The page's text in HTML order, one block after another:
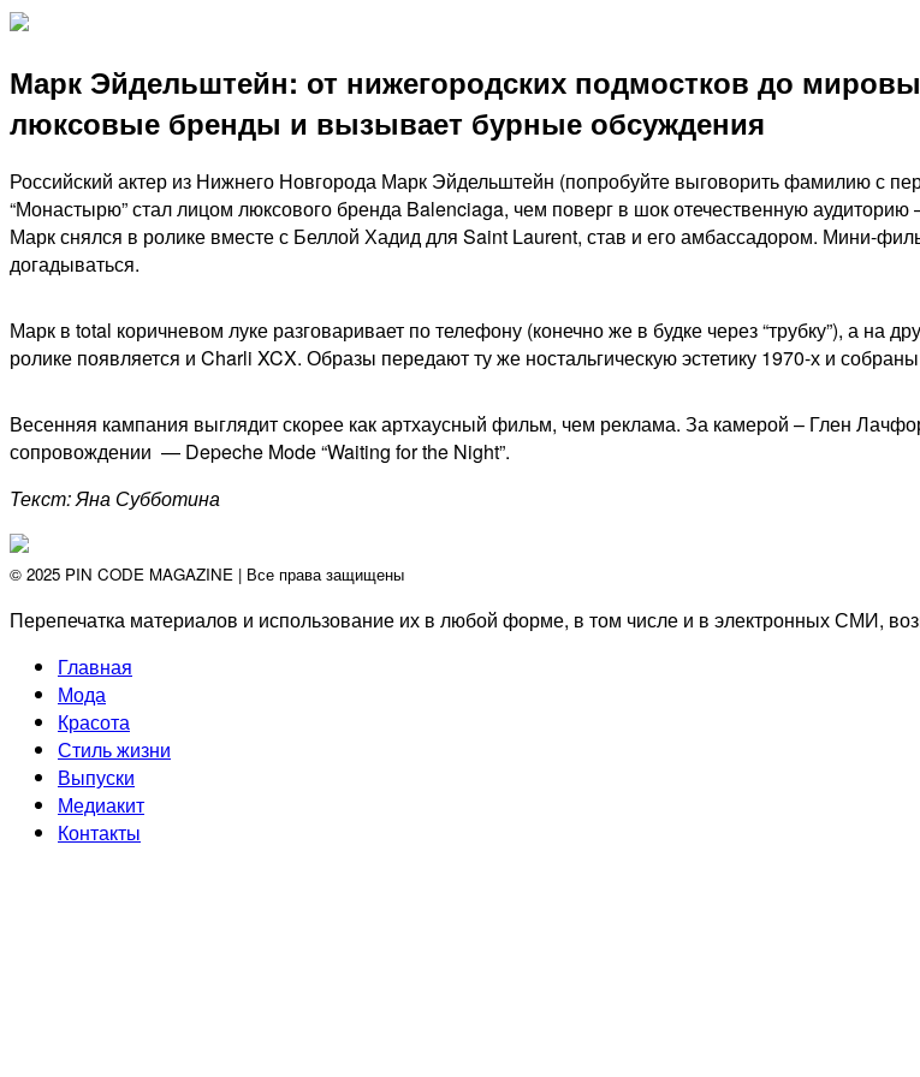
Марк Эйдельштейн: от нижегородских подмостков до
люксовые бренды и вызывает бурные обсуждения
Российский актер из Нижнего Новгорода Марк Эйдельштейн (попробуйте выговорить фамилию с
“Монастырю” стал лицом люксового бренда Balenciaga, чем поверг в шок отечественную
Марк снялся в ролике вместе с Беллой Хадид для Saint Laurent, став и его амбассадором. Мини-
догадываться.
Марк в total коричневом луке разговаривает по телефону (конечно же в будке через “трубку”), а
ролике появляется и Charli XCX. Образы передают ту же ностальгическую эстетику 1970-х и
Весенняя кампания выглядит скорее как артхаусный фильм, чем реклама. За камерой – Глен
сопровождении — Depeche Mode “Waiting for the Night”.
Текст: Яна Субботина
© 2025 PIN CODE MAGAZINE | Все права защищены
Перепечатка материалов и использование их в любой форме, в том числе и в электронных СМИ,
Главная
Мода
Красота
Стиль жизни
Выпуски
Медиакит
Контакты